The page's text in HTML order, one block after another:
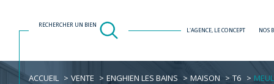
L'AGENCE, LE CONCEPT NOS
RECHERCHER UN BIEN
ACCUEIL VENTE ENGHIEN LES BAINS MAISON T6